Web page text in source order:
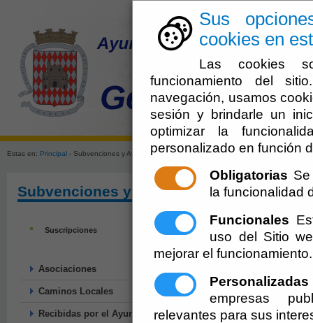
Sus
cookies en
Las cookies
funcionamiento del
navegación, usamos
sesión y brindarle un
optimizar la
personalizado en función
Obligatorias
la funcionalidad
Funcionales
uso del Sitio
mejorar el funcionamiento.
Personalizadas
empresas
relevantes para sus
El
Estas en: Principal - Subvenciones y Ayudas
Subvenciones y Ayudas
Suscripciones
Asociaciones
Caminos Locales
Recibidas por el Ayuntamiento